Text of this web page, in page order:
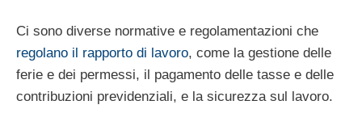
Ci sono diverse normative e regolamentazioni che
regolano il rapporto di lavoro, come la gestione delle
ferie e dei permessi, il pagamento delle tasse e delle
contribuzioni previdenziali, e la sicurezza sul lavoro.